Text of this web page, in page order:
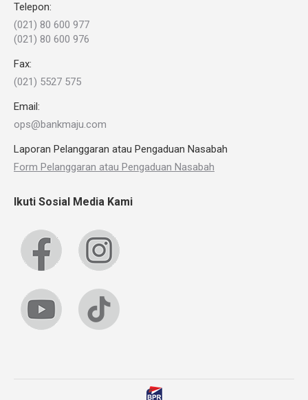
Telepon:
(021) 80 600 977
(021) 80 600 976
Fax:
(021) 5527 575
Email:
ops@bankmaju.com
Laporan Pelanggaran atau Pengaduan Nasabah
Form Pelanggaran atau Pengaduan Nasabah
Ikuti Sosial Media Kami